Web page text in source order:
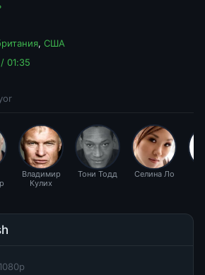
, США
01:35
Владимир
Кулих
Тони Тодд Селина Ло